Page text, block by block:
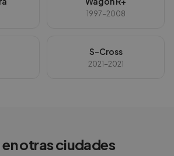
1997-2008
S-Cross
2021-2021
en otras ciudades